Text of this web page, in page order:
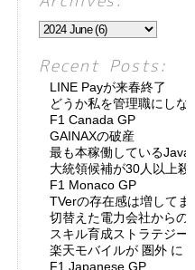
Recent Posts:
LINE Payが来春終了
どうか私を管理職にしな
F1 Canada GP
GAINAXの破産
最も本稼働している
大統領候補が30人以上殺
F1 Monaco GP
TVerの存在感は増してま
切替えた電力会社からの
スキル育成ストラテジー
楽天モバイルが 圏外 に
F1 Japanese GP